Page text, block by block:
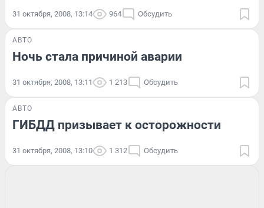
31 октября, 2008, 13:14 964 Обсудить
АВТО
Ночь стала причиной аварии
31 октября, 2008, 13:11 1 213 Обсудить
АВТО
ГИБДД призывает к осторожности
31 октября, 2008, 13:10 1 312 Обсудить